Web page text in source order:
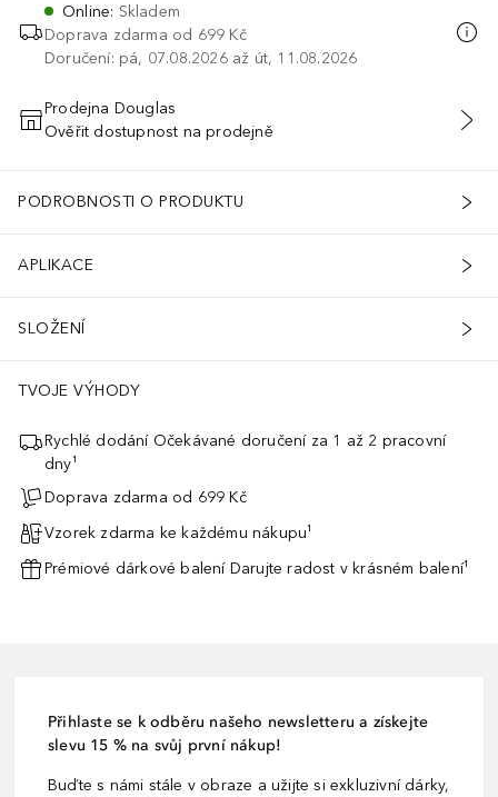
Online: Skladem
Doprava zdarma od 699 Kč
Doručení: pá, 07.08.2026 až út, 11.08.2026
PŘIDAT DO KOŠÍKU
Prodejna Douglas
Ověřit dostupnost na prodejně
PODROBNOSTI O PRODUKTU
APLIKACE
SLOŽENÍ
TVOJE VÝHODY
Rychlé dodání Očekávané doručení za 1 až 2 pracovní
dny¹
Doprava zdarma od 699 Kč
Vzorek zdarma ke každému nákupu¹
Prémiové dárkové balení Darujte radost v krásném balení¹
Přihlaste se k odběru našeho newsletteru a získejte
slevu 15 % na svůj první nákup!
Buďte s námi stále v obraze a užijte si exkluzivní dárky,